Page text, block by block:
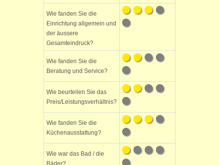
Wie fanden Sie die
Einrichtung allgemein und
der äussere
Gesamteindruck?
Wie fanden Sie die
Beratung und Service?
Wie beurteilen Sie das
Preis/Leistungsverhältnis?
Wie fanden Sie die
Küchenausstattung?
Wie war das Bad / die
Bäder?